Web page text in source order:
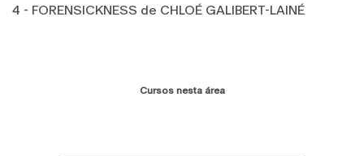
4 - FORENSICKNESS de CHLOÉ GALIBERT-LAINÉ
Cursos nesta área